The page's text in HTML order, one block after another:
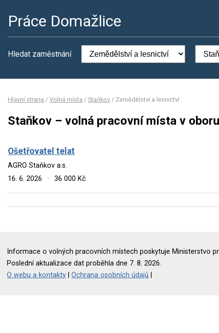
Práce Domažlice
Hledat zaměstnání
Hlavní strana / Volná místa / Staňkov / Zemědělství a lesnictví
Staňkov – volná pracovní místa v
Ošetřovatel telat
AGRO Staňkov a.s.
16. 6. 2026
· 36 000 Kč
Informace o volných pracovních místech poskytuje Ministerstvo
Poslední aktualizace dat proběhla dne 7. 8. 2026.
O webu a kontakty |Ochrana osobních údajů